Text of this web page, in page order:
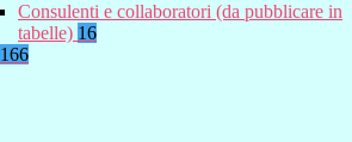
Consulenti e collaboratori (da pubblicare in
tabelle) 16
166